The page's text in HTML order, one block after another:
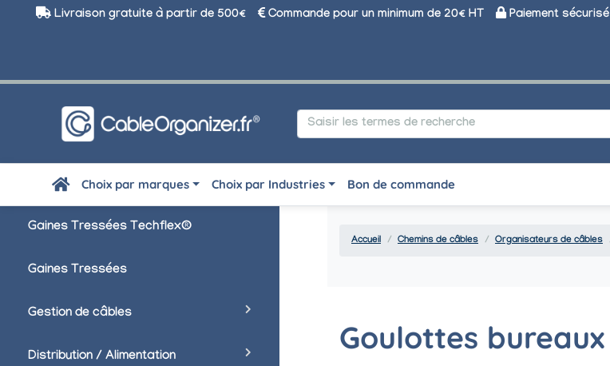
Livraison gratuite à partir de 500€ Commande pour un minimum de 20€ HT Paiement sécurisé
Choix par marques Choix par Industries Bon de commande
Gaines Tressées Techflex®
Gaines Tressées
Gestion de câbles
Distribution / Alimentation
Accueil Chemins de câbles Organisateurs de câbles
Goulottes bureaux